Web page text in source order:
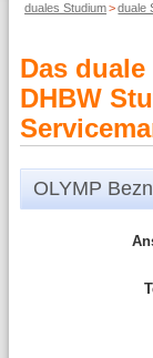
duales Studium> duale
Das
DHBW
OLYMP